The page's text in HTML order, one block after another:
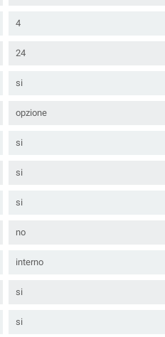
4
24
si
opzione
si
si
si
no
interno
si
si